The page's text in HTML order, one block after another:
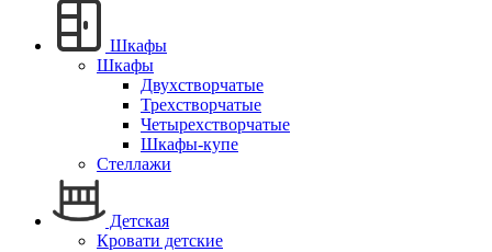
Шкафы
Шкафы
Двухстворчатые
Трехстворчатые
Четырехстворчатые
Шкафы-купе
Стеллажи
Детская
Кровати детские